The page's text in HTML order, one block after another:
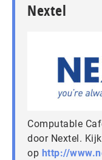
Nextel
Computable
door Nextel.
op http://